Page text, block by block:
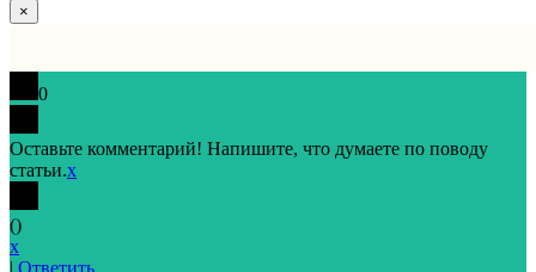
×
0
Оставьте комментарий! Напишите, что думаете по поводу
статьи.x
()
x
| Ответить